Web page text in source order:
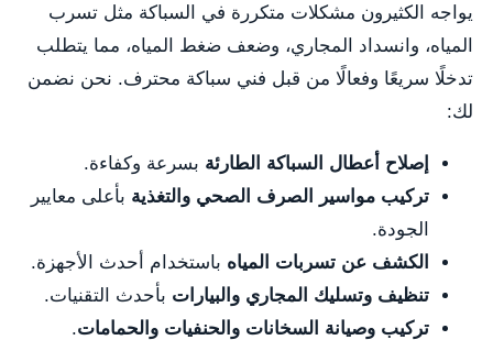
يواجه الكثيرون مشكلات متكررة في السباكة مثل تسرب
المياه، وانسداد المجاري، وضعف ضغط المياه، مما يتطلب
تدخلًا سريعًا وفعالًا من قبل فني سباكة محترف. نحن نضمن
لك:
إصلاح أعطال السباكة الطارئة بسرعة وكفاءة.
تركيب مواسير الصرف الصحي والتغذية بأعلى معايير
الجودة.
الكشف عن تسربات المياه باستخدام أحدث الأجهزة.
تنظيف وتسليك المجاري والبيارات بأحدث التقنيات.
تركيب وصيانة السخانات والحنفيات والحمامات.